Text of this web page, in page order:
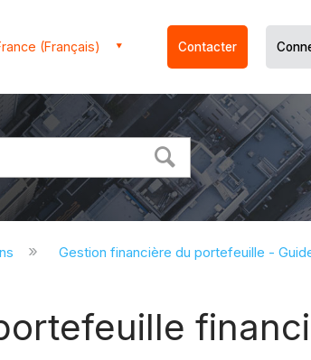
(Français) Contacter
Gestion financière du portefeuille -